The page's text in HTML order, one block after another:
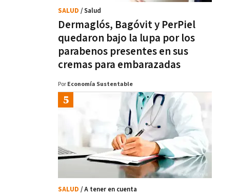
Dermaglós, Bagóvit y PerPiel
quedaron bajo la lupa por los
parabenos presentes en sus
cremas para embarazadas
SALUD / Salud
Por Economía Sustentable
SALUD / A tener en cuenta